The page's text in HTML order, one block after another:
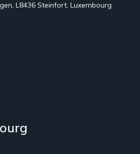
L8436 Steinfort, Luxembourg